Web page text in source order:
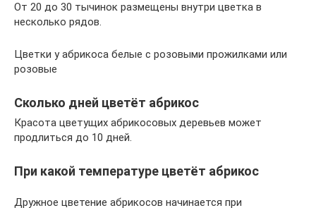
От 20 до 30 тычинок размещены внутри цветка в
несколько рядов.
Цветки у абрикоса белые с розовыми прожилками или
розовые
Сколько дней цветёт абрикос
Красота цветущих абрикосовых деревьев может
продлиться до 10 дней.
При какой температуре цветёт абрикос
Дружное цветение абрикосов начинается при